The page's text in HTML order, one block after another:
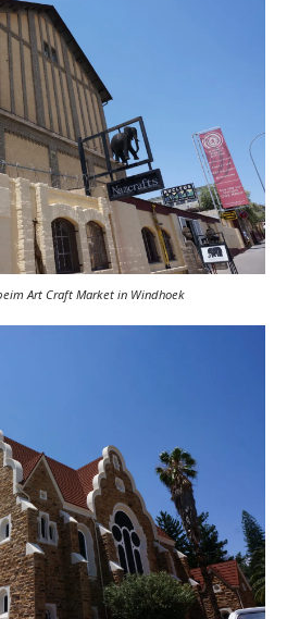
Art Craft Market in Windhoek